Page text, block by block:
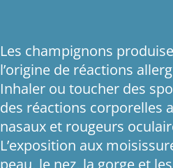
Les champignons
l’origine de réactions
Inhaler ou toucher des
des réactions corporelles
nasaux et rougeurs
L’exposition aux
peau, le nez, la gorge et